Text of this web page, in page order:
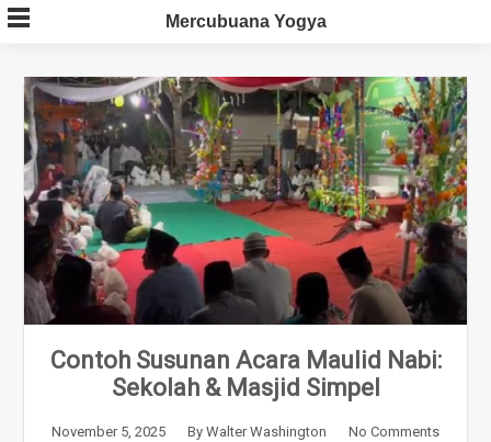
Skip
to
Mercubuana Yogya
Contoh Susunan Acara Maulid Nabi:
Sekolah & Masjid Simpel
November 5, 2025 By Walter Washington No Comments